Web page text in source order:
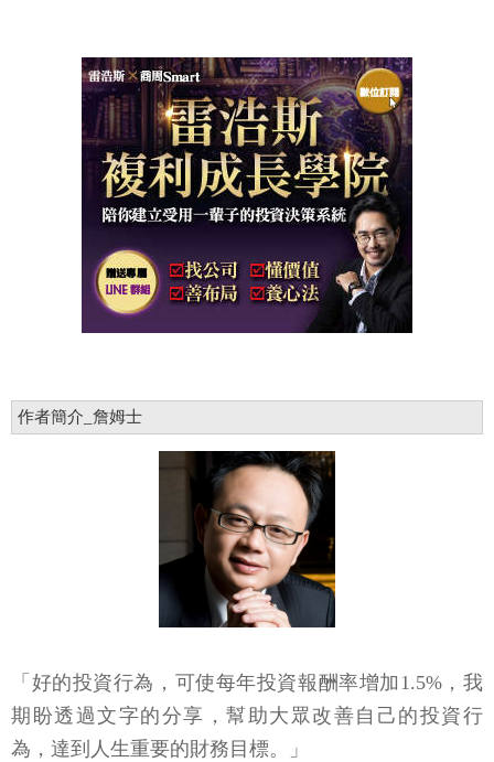
作者簡介_詹姆士
「好的投資行為，可使每年投資報酬率增加1.5%，我
期盼透過文字的分享，幫助大眾改善自己的投資行
為，達到人生重要的財務目標。」